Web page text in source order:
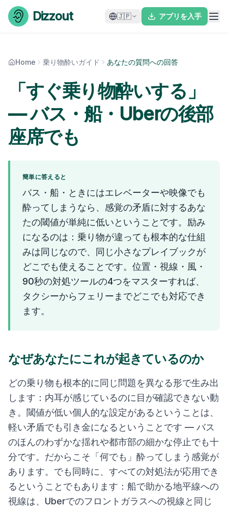
Skip to content
Dizzout 🇯🇵 アプリを入手
Home 乗り物酔いガイド あなたの質問への回答
「すぐ乗り物酔いする」
— バス・船・Uberの後部
座席でも
簡単に答えると
バス・船・ときにはエレベーターや映像でも
酔ってしまうなら、感覚の矛盾に対するあな
たの閾値が単純に低いということです。励み
になるのは：乗り物が違っても根本的な仕組
みは同じなので、同じ小さなプレイブックが
どこでも使えることです。位置・視線・風・
90秒の対処ツールの4つをマスターすれば、
タクシーからフェリーまでどこでも対応でき
ます。
なぜあなたにこれが起きているのか
どの乗り物も根本的に同じ問題を異なる形で生み出
します：内耳が感じているのに目が確認できない動
き。閾値が低い個人的な設定があるということは、
軽い矛盾でも引き金になるということです — バス
のほんのわずかな揺れや都市部の細かな停止でも十
分です。だからこそ「何でも」酔ってしまう感覚が
あります。でも同時に、すべての対処法が応用でき
るということでもあります：船で助かる地平線への
視線は、Uberでのフロントガラスへの視線と同じ